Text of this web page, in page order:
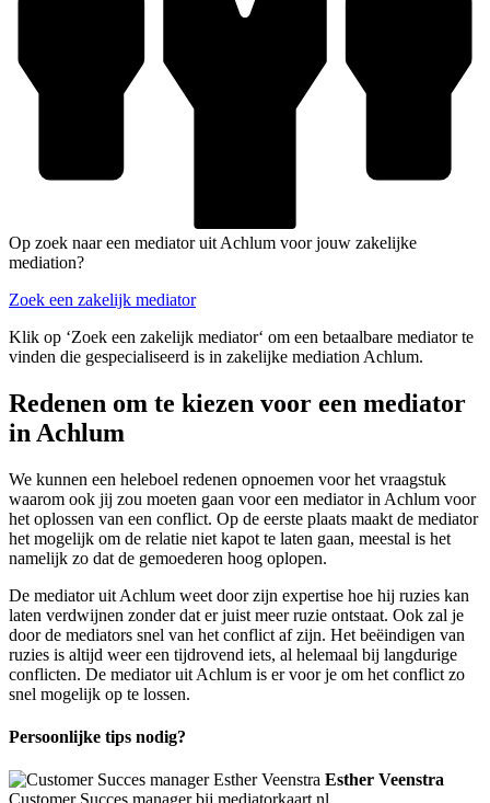
Op zoek naar een mediator uit Achlum voor jouw zakelijke
mediation?
Zoek een zakelijk mediator
Klik op ‘Zoek een zakelijk mediator‘ om een betaalbare mediator te
vinden die gespecialiseerd is in zakelijke mediation Achlum.
Redenen om te kiezen voor een mediator
in Achlum
We kunnen een heleboel redenen opnoemen voor het vraagstuk
waarom ook jij zou moeten gaan voor een mediator in Achlum voor
het oplossen van een conflict. Op de eerste plaats maakt de mediator
het mogelijk om de relatie niet kapot te laten gaan, meestal is het
namelijk zo dat de gemoederen hoog oplopen.
De mediator uit Achlum weet door zijn expertise hoe hij ruzies kan
laten verdwijnen zonder dat er juist meer ruzie ontstaat. Ook zal je
door de mediators snel van het conflict af zijn. Het beëindigen van
ruzies is altijd weer een tijdrovend iets, al helemaal bij langdurige
conflicten. De mediator uit Achlum is er voor je om het conflict zo
snel mogelijk op te lossen.
Persoonlijke tips nodig?
Esther Veenstra